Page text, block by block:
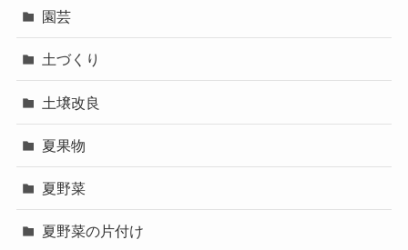
園芸
土づくり
土壌改良
夏果物
夏野菜
夏野菜の片付け